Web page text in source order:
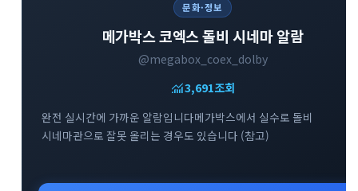
문화·정보
메가박스 코엑스 돌비 시네마 알람
@megabox_coex_dolby
monitoring3,691조회
완전 실시간에 가까운 알람입니다메가박스에서 실수로 돌비
시네마관으로 잘못 올리는 경우도 있습니다 (참고)